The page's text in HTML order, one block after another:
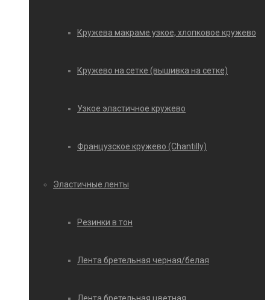
Кружева макраме узкое, хлопковое кружево
Кружево на сетке (вышивка на сетке)
Узкое эластичное кружево
Французское кружево (Chantilly)
Эластичные ленты
Резинки в тон
Лента бретельная черная/белая